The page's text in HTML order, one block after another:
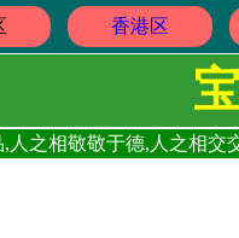
香港区
,人之相敬敬于德,人之相